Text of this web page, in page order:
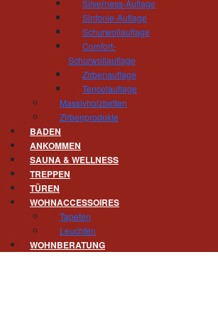
Silverness-Auflage
Sinfonie-Auflage
Schurwollauflage
Comfort-
Schurwollauflage
Zirbenauflage
Tencelauflage
Massivholzbetten
Zirbenprodukte
BADEN
ANKOMMEN
SAUNA & WELLNESS
TREPPEN
TÜREN
WOHNACCESSOIRES
Tapeten
Leuchten
WOHNBERATUNG
Gert Hösel und sein
Erste Einblicke finden
Oder lassen Sie sich